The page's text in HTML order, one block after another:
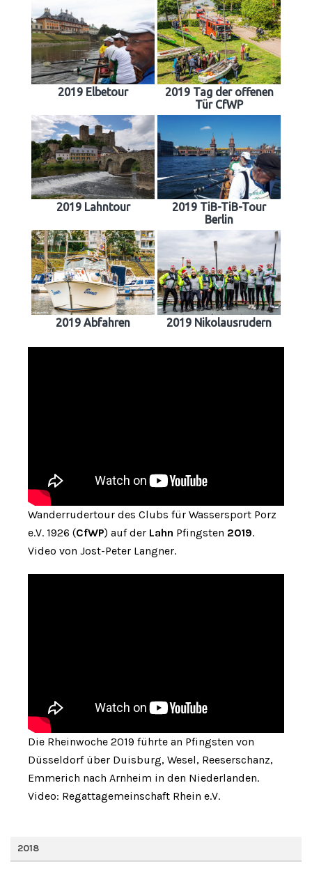
2019 Elbetour
2019 Tag der offenen
Tür CfWP
2019 Lahntour
2019 TiB-TiB-Tour
Berlin
2019 Abfahren 2019 Nikolausrudern
Wanderrudertour des Clubs für Wassersport Porz
e.V. 1926 (CfWP) auf der Lahn Pfingsten 2019.
Video von Jost-Peter Langner.
Die Rheinwoche 2019 führte an Pfingsten von
Düsseldorf über Duisburg, Wesel, Reeserschanz,
Emmerich nach Arnheim in den Niederlanden.
Video: Regattagemeinschaft Rhein e.V.
2018